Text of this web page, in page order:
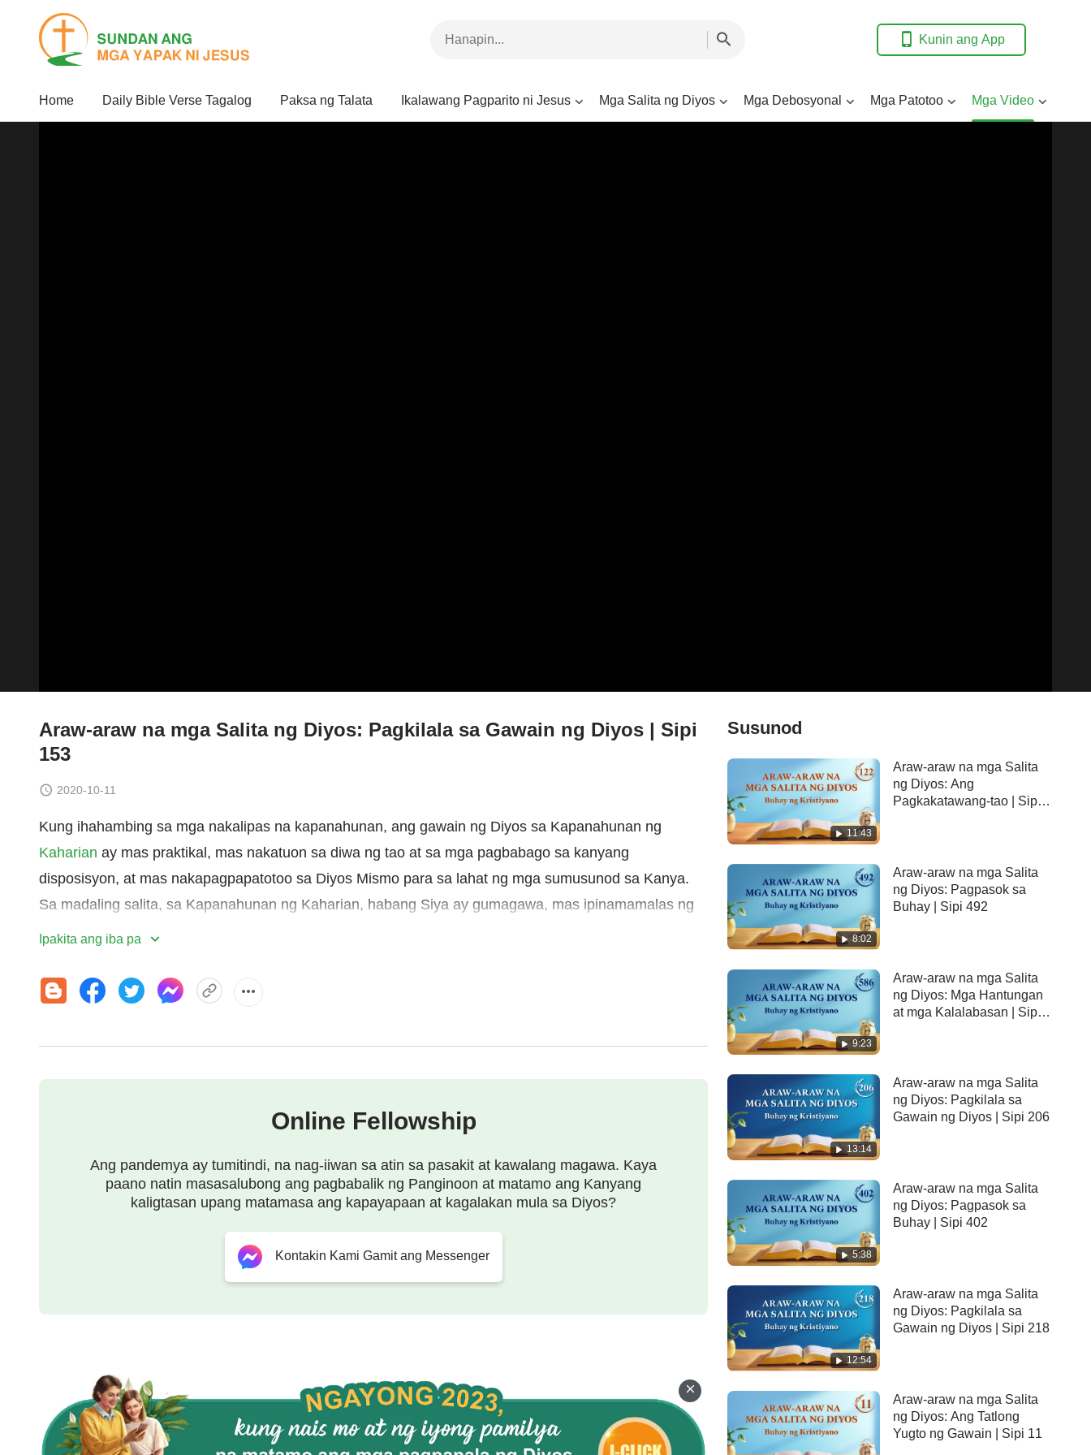
Kunin ang App
Home Daily Bible Verse Tagalog Paksa ng Talata Ikalawang Pagparito ni Jesus Mga Salita ng Diyos Mga Debosyonal Mga Patotoo Mga Video
Araw-araw na mga Salita ng Diyos: Pagkilala sa Gawain ng Diyos | Sipi
153
2020-10-11
Kung ihahambing sa mga nakalipas na kapanahunan, ang gawain ng Diyos sa Kapanahunan ng
Kaharian ay mas praktikal, mas nakatuon sa diwa ng tao at sa mga pagbabago sa kanyang
disposisyon, at mas nakapagpapatotoo sa Diyos Mismo para sa lahat ng mga sumusunod sa Kanya.
Sa madaling salita, sa Kapanahunan ng Kaharian, habang Siya ay gumagawa, mas ipinamamalas ng
Diyos ang Sarili Niya sa tao kaysa sa ibang panahon sa nakalipas, nangangahulugan na ang mga
Dahil ang gawain ng Diyos sa gitna ng tao ay nakapasok sa panibagong larangan sa kauna-unahang
pagkakataon, ang mga pangitain na nalalaman ng tao sa Kapanahunan ng Kaharian ay ang
ay nagiging ang pinakamataas sa lahat ng mga pangitain, at ang naibubungang pagsasagawa ng tao
ay mas mataas din kaysa sa anumang nakalipas na kapanahunan, dahil ang pagsasagawa ng tao ay
nagbabago kasabay ng pagbabago sa mga pangitain, at ang kasakdalan ng mga pangitain ay nagiging
tanda rin ng kasakdalan ng mga kinakailangan sa tao. Sa sandaling ang lahat ng pamamahala ng
Diyos ay huminto, gayundin, hihinto ang pagsasagawa ng tao, at kung wala ang gawain ng Diyos,
silang mababalingan. Kung walang mga bagong pangitain, walang magiging bagong pagsasagawa ang
tao; kung walang ganap na mga pangitain, walang magiging perpektong pagsasagawa ang tao; kung
rin siya maihihiwalay mula sa Diyos, at kung hihinto sa paggawa ang Diyos kahit sa isang saglit,
mabilis na mamamatay ang tao mula sa Kanyang galit. Walang maipagyayabang ang tao, dahil gaano
man kataas ang kaalaman ng tao ngayon, kahit gaano kalalim ang kanyang mga karanasan, hindi siya
maihihiwalay mula sa gawain ng Diyos—dahil ang pagsasagawa ng tao, at yaong dapat niyang
Ipakita ang iba pa
Online Fellowship
Ang pandemya ay tumitindi, na nag-iiwan sa atin sa pasakit at kawalang magawa. Kaya
paano natin masasalubong ang pagbabalik ng Panginoon at matamo ang Kanyang
kaligtasan upang matamasa ang kapayapaan at kagalakan mula sa Diyos?
Kontakin Kami Gamit ang Messenger
Susunod
11:43
Araw-araw na mga Salita
ng Diyos: Ang
Pagkakatawang-tao | Sipi
8:02
Araw-araw na mga Salita
ng Diyos: Pagpasok sa
Buhay | Sipi 492
9:23
Araw-araw na mga Salita
ng Diyos: Mga Hantungan
at mga Kalalabasan | Sipi
13:14
Araw-araw na mga Salita
ng Diyos: Pagkilala sa
Gawain ng Diyos | Sipi 206
5:38
Araw-araw na mga Salita
ng Diyos: Pagpasok sa
Buhay | Sipi 402
12:54
Araw-araw na mga Salita
ng Diyos: Pagkilala sa
Gawain ng Diyos | Sipi 218
Araw-araw na mga Salita
ng Diyos: Ang Tatlong
Yugto ng Gawain | Sipi 11